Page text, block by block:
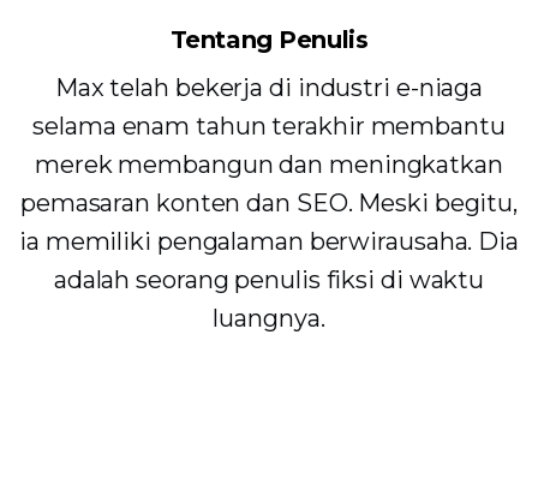
Tentang Penulis
Max telah bekerja di industri e-niaga
selama enam tahun terakhir membantu
merek membangun dan meningkatkan
pemasaran konten dan SEO. Meski begitu,
ia memiliki pengalaman berwirausaha. Dia
adalah seorang penulis fiksi di waktu
luangnya.